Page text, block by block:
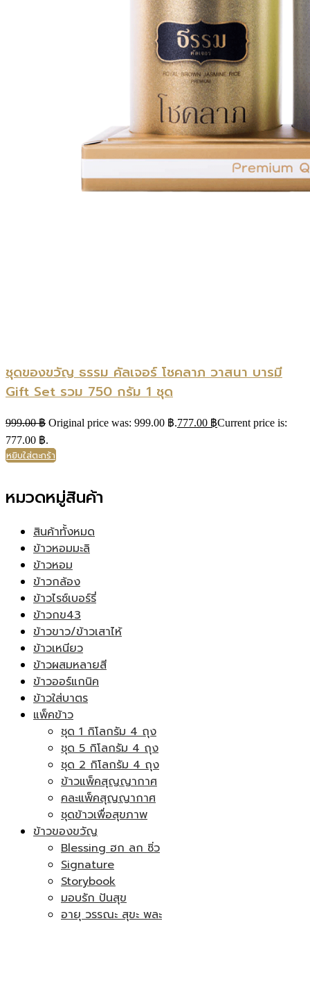
ชุดของขวัญ ธรรม คัลเจอร์ โชคลาภ วาสนา บารมี
Gift Set รวม 750 กรัม 1 ชุด
999.00฿ Original price was: 999.00 ฿.777.00 ฿Current price is:
777.00 ฿.
หยิบใส่ตะกร้า
หมวดหมู่สินค้า
สินค้าทั้งหมด
ข้าวหอมมะลิ
ข้าวหอม
ข้าวกล้อง
ข้าวไรซ์เบอร์รี่
ข้าวกข43
ข้าวขาว/ข้าวเสาไห้
ข้าวเหนียว
ข้าวผสมหลายสี
ข้าวออร์แกนิค
ข้าวใส่บาตร
แพ็คข้าว
ชุด 1 กิโลกรัม 4 ถุง
ชุด 5 กิโลกรัม 4 ถุง
ชุด 2 กิโลกรัม 4 ถุง
ข้าวแพ็คสุญญากาศ
คละแพ็คสุญญากาศ
ชุดข้าวเพื่อสุขภาพ
ข้าวของขวัญ
Blessing ฮก ลก ซิ่ว
Signature
Storybook
มอบรัก ปันสุข
อายุ วรรณะ สุขะ พละ